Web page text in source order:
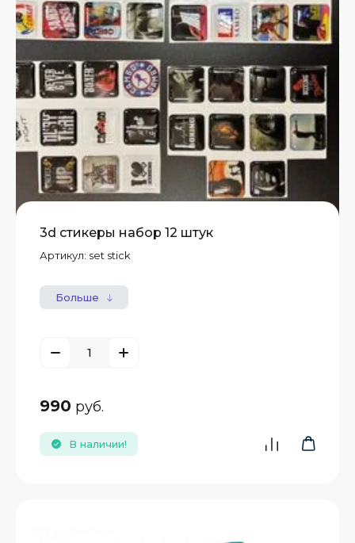
3d стикеры набор 12 штук
Артикул: set stick
Больше
990 руб.
В наличии!